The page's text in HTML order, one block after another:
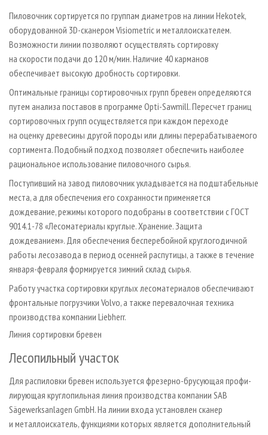
Пиловочник сортируется по группам диаметров на линии Hekotek,
оборудованной 3D-сканером Visiometric и металлоискателем.
Возможности линии позволяют осуществлять сортировку
на скорости подачи до 120 м/мин. Наличие 40 карманов
обеспечивает высокую дробность сортировки.
Оптимальные границы сортировочных групп бревен определяются
путем анализа поставов в программе Opti-Sawmill. Пересчет границ
сортировочных групп осуществляется при каждом переходе
на оценку древесины другой породы или длины перерабатываемого
сортимента. Подобный подход позволяет обеспечить наиболее
рациональное использование пиловочного сырья.
Поступивший на завод пиловочник укладывается на подштабельные
места, а для обеспечения его сохранности применяется
дождевание, режимы которого подобраны в соответствии с ГОСТ
9014.1-78 «Лесоматериалы круглые. Хранение. Защита
дождеванием». Для обеспечения бесперебойной круг­логодичной
работы лесозавода в период осенней распутицы, а также в течение
января-февраля формируется зимний склад сырья.
Работу участка сортировки круглых лесоматериалов обеспечивают
фронтальные погрузчики Volvo, а также перевалочная техника
производства компании Liebherr.
Линия сортировки бревен
Лесопильный участок
Для распиловки бревен используется фрезерно-брусующая профи­-
ли­рующая круглопильная линия производства компании SAB
Sägewerksanlagen GmbH. На линии входа установлен сканер
и металлоискатель, функциями которых является дополнительный